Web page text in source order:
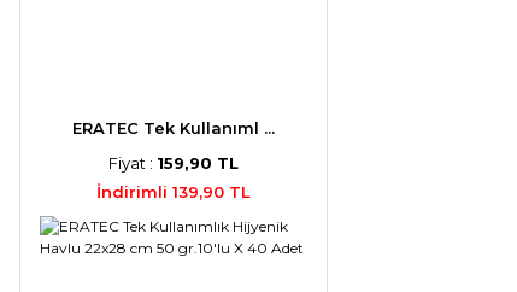
ERATEC Tek Kullanıml ...
Fiyat : 159,90 TL
İndirimli 139,90 TL